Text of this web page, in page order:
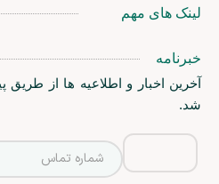
لینک های مهم
خبرنامه
آخرین اخبار و اطلاعیه ها از
شد.